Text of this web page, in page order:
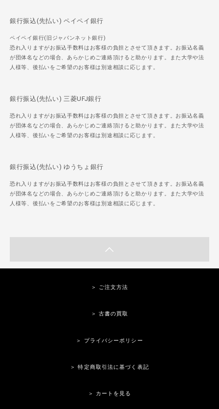
銀行振込(先払い) ペイペイ銀行
ペイペイ銀行(旧ジャパンネット銀行)
恐れ入りますがお振込手数料はお客様の負担とさせて頂きます。お振込名義
が団体名などの場合、あらかじめご連絡頂けると助かります。また大学や法
人様等、後払いをご希望のお客様は別途相談に応じます。
銀行振込(先払い) 三菱UFJ銀行
恐れ入りますがお振込手数料はお客様の負担とさせて頂きます。お振込名義
が団体名などの場合、あらかじめご連絡頂けると助かります。また大学や法
人様等、後払いをご希望のお客様は別途相談に応じます。
銀行振込(先払い) ゆうちょ銀行
恐れ入りますがお振込手数料はお客様の負担とさせて頂きます。お振込名義
が団体名などの場合、あらかじめご連絡頂けると助かります。また大学や法
人様等、後払いをご希望のお客様は別途相談に応じます。
＞ ご注文方法
＞ 古書の買取
＞ プライバシーポリシー
＞ 特定商取引法に基づく表記
＞ カートを見る